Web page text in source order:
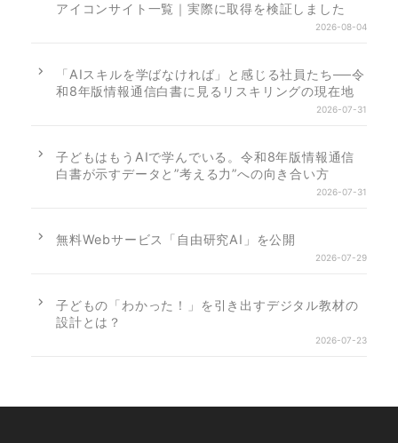
アイコンサイト一覧｜実際に取得を検証しました
2026-08-04
「AIスキルを学ばなければ」と感じる社員たち──令
和8年版情報通信白書に見るリスキリングの現在地
2026-07-31
子どもはもうAIで学んでいる。令和8年版情報通信
白書が示すデータと”考える力”への向き合い方
2026-07-31
無料Webサービス「自由研究AI」を公開
2026-07-29
子どもの「わかった！」を引き出すデジタル教材の
設計とは？
2026-07-23